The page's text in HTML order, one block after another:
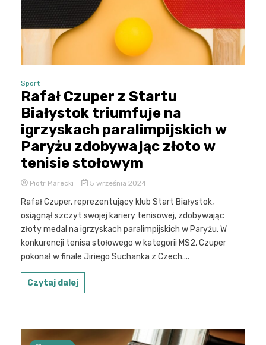
Sport
Rafał Czuper z Startu
Białystok triumfuje na
igrzyskach paralimpijskich w
Paryżu zdobywając złoto w
tenisie stołowym
Piotr Marecki 5 września 2024
Rafał Czuper, reprezentujący klub Start Białystok,
osiągnął szczyt swojej kariery tenisowej, zdobywając
złoty medal na igrzyskach paralimpijskich w Paryżu. W
konkurencji tenisa stołowego w kategorii MS2, Czuper
pokonał w finale Jiriego Suchanka z Czech....
Czytaj dalej